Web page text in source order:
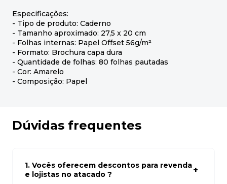
Especificações:
- Tipo de produto: Caderno
- Tamanho aproximado: 27,5 x 20 cm
- Folhas internas: Papel Offset 56g/m²
- Formato: Brochura capa dura
- Quantidade de folhas: 80 folhas pautadas
- Cor: Amarelo
- Composição: Papel
Dúvidas frequentes
1. Vocês oferecem descontos para revenda
e lojistas no atacado ?